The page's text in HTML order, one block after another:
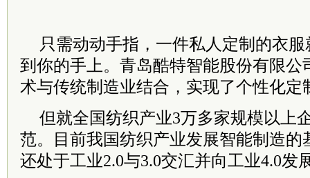
只需动动手指，一件私人定制的衣
到你的手上。青岛酷特智能股份有限公
术与传统制造业结合，实现了个性化定
但就全国纺织产业3万多家规模以上
范。目前我国纺织产业发展智能制造的
还处于工业2.0与3.0交汇并向工业4.0发